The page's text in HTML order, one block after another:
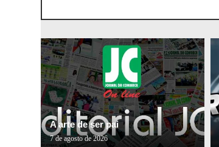
A arte de ser pai
7 de agosto de 2026